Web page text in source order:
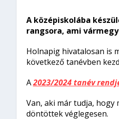
A középiskolába
rangsora, ami
Holnapig hivatalosan is
következő tanévben
A2023/2024 tanév
Van, aki már tudja,
döntöttek véglegesen.